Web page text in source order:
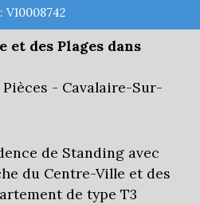
V10008742
des Plages dans
Pièces - Cavalaire-Sur-
de Standing avec
du Centre-Ville et des
de type T3